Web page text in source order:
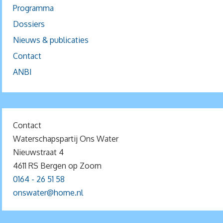
Programma
Dossiers
Nieuws & publicaties
Contact
ANBI
Contact
Waterschapspartij Ons Water
Nieuwstraat 4
4611 RS Bergen op Zoom
0164 - 26 51 58
onswater@home.nl